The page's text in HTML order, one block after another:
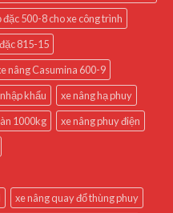
đặc 500-8 cho xe công trình
815-15
nâng Casumina 600-9
khẩu
xe nâng hạ phuy
1000kg
xe nâng phuy điện
xe nâng quay đổ thùng phuy